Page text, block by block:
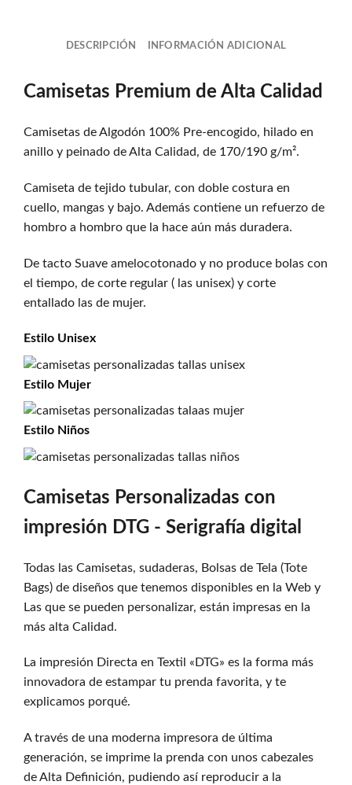
DESCRIPCIÓN INFORMACIÓN ADICIONAL
Camisetas Premium de Alta Calidad
Camisetas de Algodón 100% Pre-encogido, hilado en
anillo y peinado de Alta Calidad, de 170/190 g/m².
Camiseta de tejido tubular, con doble costura en
cuello, mangas y bajo. Además contiene un refuerzo de
hombro a hombro que la hace aún más duradera.
De tacto Suave amelocotonado y no produce bolas con
el tiempo, de corte regular ( las unisex) y corte
entallado las de mujer.
Estilo Unisex
Estilo Mujer
Estilo Niños
Camisetas Personalizadas con
impresión DTG - Serigrafía digital
Todas las Camisetas, sudaderas, Bolsas de Tela (Tote
Bags) de diseños que tenemos disponibles en la Web y
Las que se pueden personalizar, están impresas en la
más alta Calidad.
La impresión Directa en Textil «DTG» es la forma más
innovadora de estampar tu prenda favorita, y te
explicamos porqué.
A través de una moderna impresora de última
generación, se imprime la prenda con unos cabezales
de Alta Definición, pudiendo así reproducir a la